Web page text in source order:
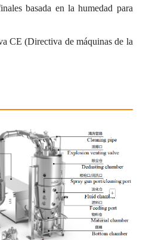
basada en la humedad para
CE (Directiva de máquinas de la